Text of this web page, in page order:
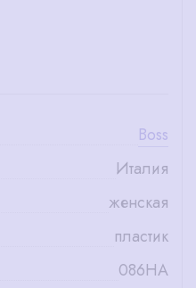
Boss
Италия
женская
пластик
086HA